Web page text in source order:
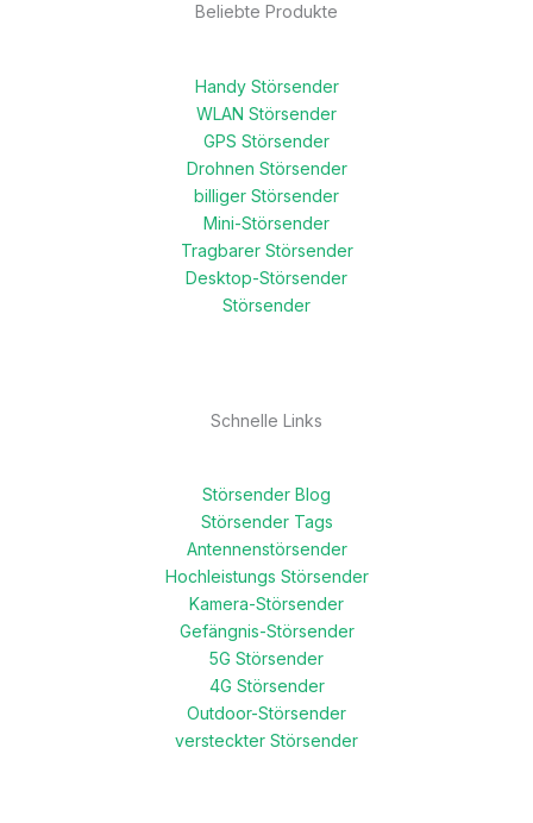
Beliebte Produkte
Handy Störsender
WLAN Störsender
GPS Störsender
Drohnen Störsender
billiger Störsender
Mini-Störsender
Tragbarer Störsender
Desktop-Störsender
Störsender
Schnelle Links
Störsender Blog
Störsender Tags
Antennenstörsender
Hochleistungs Störsender
Kamera-Störsender
Gefängnis-Störsender
5G Störsender
4G Störsender
Outdoor-Störsender
versteckter Störsender